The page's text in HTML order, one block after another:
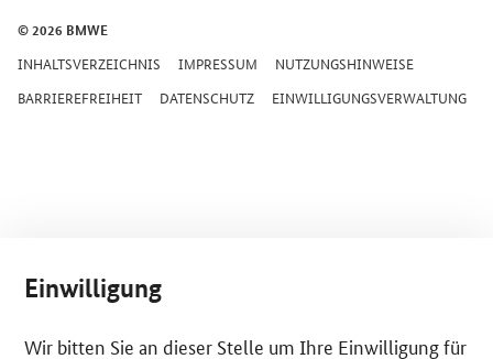
© 2026 BMWE
INHALTSVERZEICHNIS IMPRESSUM
NUTZUNGSHINWEISE
BARRIEREFREIHEIT
DATENSCHUTZ EINWILLIGUNGSVERWALTUNG
Einwilligung
Wir bitten Sie an dieser Stelle um Ihre Einwilligung für